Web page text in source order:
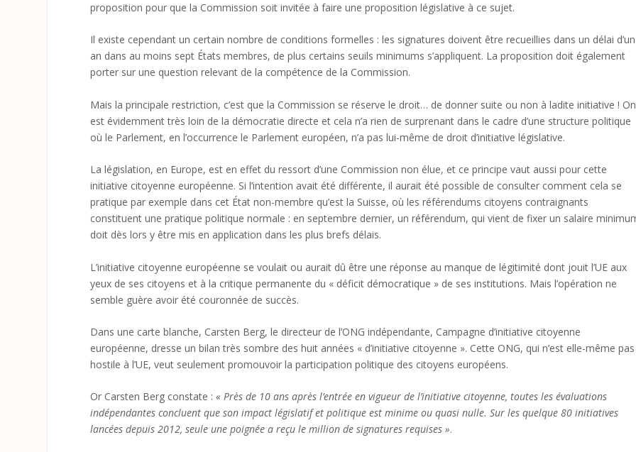
proposition pour que la Commission soit invitée à faire une proposition législative à ce sujet.
Il existe cependant un certain nombre de conditions formelles : les signatures doivent être recueillies dans un délai d’un
an dans au moins sept États membres, de plus certains seuils minimums s’appliquent. La proposition doit également
porter sur une question relevant de la compétence de la Commission.
Mais la principale restriction, c’est que la Commission se réserve le droit… de donner suite ou non à ladite initiative ! On
est évidemment très loin de la démocratie directe et cela n’a rien de surprenant dans le cadre d’une structure politique
où le Parlement, en l’occurrence le Parlement européen, n’a pas lui-même de droit d’initiative législative.
La législation, en Europe, est en effet du ressort d’une Commission non élue, et ce principe vaut aussi pour cette
initiative citoyenne européenne. Si l’intention avait été différente, il aurait été possible de consulter comment cela se
pratique par exemple dans cet État non-membre qu’est la Suisse, où les référendums citoyens contraignants
constituent une pratique politique normale : en septembre dernier, un référendum, qui vient de fixer un salaire
doit dès lors y être mis en application dans les plus brefs délais.
L’initiative citoyenne européenne se voulait ou aurait dû être une réponse au manque de légitimité dont jouit l’UE aux
yeux de ses citoyens et à la critique permanente du « déficit démocratique » de ses institutions. Mais l’opération ne
semble guère avoir été couronnée de succès.
Dans une carte blanche, Carsten Berg, le directeur de l’ONG indépendante, Campagne d’initiative citoyenne
européenne, dresse un bilan très sombre des huit années « d’initiative citoyenne ». Cette ONG, qui n’est elle-même pas
hostile à l’UE, veut seulement promouvoir la participation politique des citoyens européens.
Or Carsten Berg constate :« Près de 10 ans après l’entrée en vigueur de l’initiative citoyenne, toutes les évaluations
indépendantes concluent que son impact législatif et politique est minime ou quasi nulle. Sur les quelque 80 initiatives
lancées depuis 2012, seule une poignée a reçu le million de signatures requises ».